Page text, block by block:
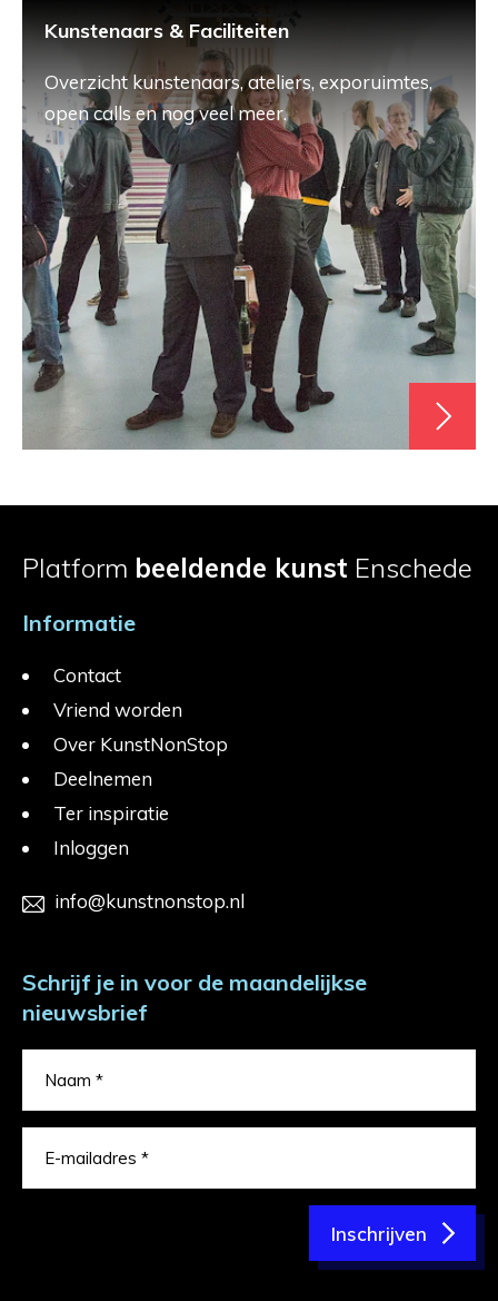
Kunstenaars & Faciliteiten
Overzicht kunstenaars, ateliers, exporuimtes,
open calls en nog veel meer.
Platform beeldende kunst Enschede
Informatie
Contact
Vriend worden
Over KunstNonStop
Deelnemen
Ter inspiratie
Inloggen
info@kunstnonstop.nl
Schrijf je in voor de maandelijkse
nieuwsbrief
Inschrijven